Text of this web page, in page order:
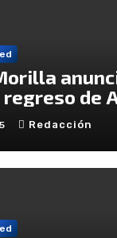
de
la Redacción